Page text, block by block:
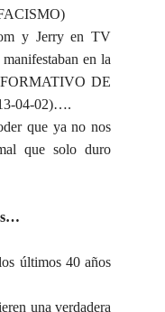
y Jerry en TV
en la
DE
04-02)….
que ya no nos
que solo duro
últimos 40 años
una verdadera